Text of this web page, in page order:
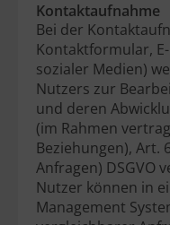
Kontaktaufnahme
Bei der
Kontaktformular,
sozialer Medien)
Nutzers zur
und deren
(im Rahmen
Beziehungen), Art.
Anfragen) DSGVO
Nutzer können in
Management